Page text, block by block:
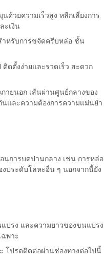
ด้วยความเร็วสูง หลีกเลี่ยงการ
ะเงิน
ำหรับการขจัดครีบหล่อ ชั้น
ดตั้งง่ายและรวดเร็ว สะดวก
ายนอก เส้นผ่านศูนย์กลางของ
และความต้องการความแม่นยำ
นการบดปานกลาง เช่น การหล่อ
ประดับโลหะอื่น ๆ นอกจากนี้ยัง
ปรง และความยาวของขนแปรง
พาะ
โปรดติดต่อผ่านช่องทางต่อไปนี้